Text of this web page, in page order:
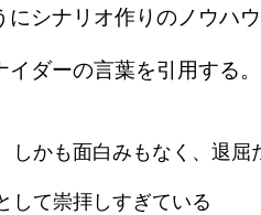
シナリオ作りのノウハウ
ダーの言葉を引用する。
かも面白みもなく、退屈
して崇拝しすぎている